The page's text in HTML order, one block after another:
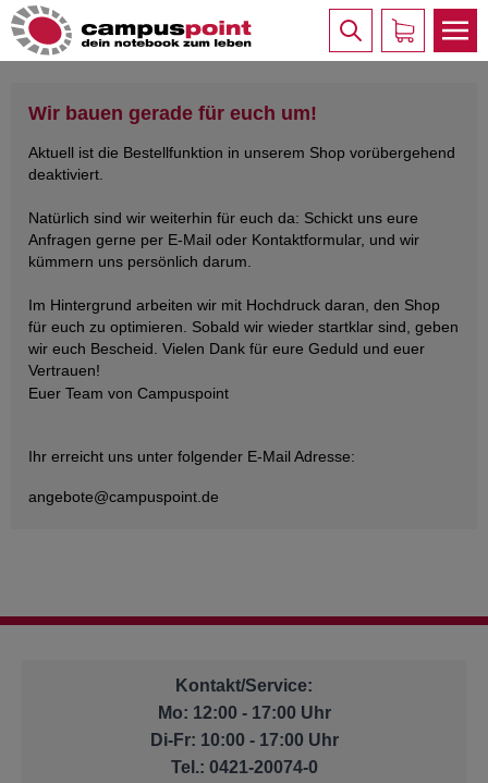
Wir bauen gerade für euch um!
Aktuell ist die Bestellfunktion in unserem Shop vorübergehend
deaktiviert.
Natürlich sind wir weiterhin für euch da: Schickt uns eure
Anfragen gerne per E-Mail oder Kontaktformular, und wir
kümmern uns persönlich darum.
Im Hintergrund arbeiten wir mit Hochdruck daran, den Shop
für euch zu optimieren. Sobald wir wieder startklar sind, geben
wir euch Bescheid. Vielen Dank für eure Geduld und euer
Vertrauen!
Euer Team von Campuspoint
Ihr erreicht uns unter folgender E-Mail Adresse:
angebote@campuspoint.de
Kontakt/Service:
Mo: 12:00 - 17:00 Uhr
Di-Fr: 10:00 - 17:00 Uhr
Tel.: 0421-20074-0